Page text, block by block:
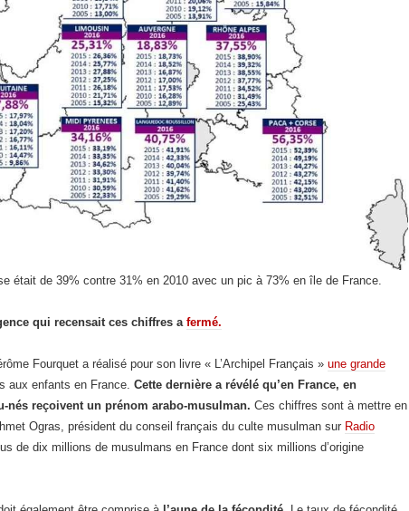
était de 39% contre 31% en 2010 avec un pic à 73% en île de France.
qui recensait ces chiffres a fermé.
Fourquet a réalisé pour son livre « L’Archipel Français » une grande
aux enfants en France. Cette dernière a révélé qu’en France, en
nés reçoivent un prénom arabo-musulman. Ces chiffres sont à mettre en
Ogras, président du conseil français du culte musulman sur Radio
de dix millions de musulmans en France dont six millions d’origine